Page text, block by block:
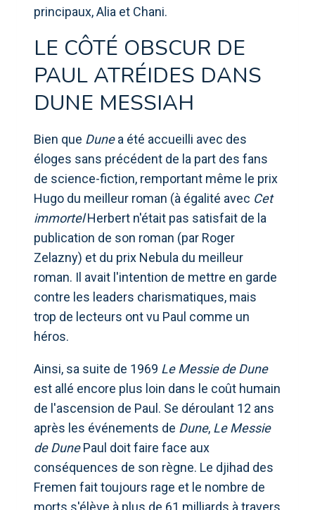
principaux, Alia et Chani.
LE CÔTÉ OBSCUR DE
PAUL ATRÉIDES DANS
DUNE MESSIAH
Bien que Dunea été accueilli avec des
éloges sans précédent de la part des fans
de science-fiction, remportant même le prix
Hugo du meilleur roman (à égalité avec Cet
immortelHerbert n'était pas satisfait de la
publication de son roman (par Roger
Zelazny) et du prix Nebula du meilleur
roman. Il avait l'intention de mettre en garde
contre les leaders charismatiques, mais
trop de lecteurs ont vu Paul comme un
héros.
Ainsi, sa suite de 1969 Le Messie de Dune
est allé encore plus loin dans le coût humain
de l'ascension de Paul. Se déroulant 12 ans
après les événements de Dune, Le Messie
de DunePaul doit faire face aux
conséquences de son règne. Le djihad des
Fremen fait toujours rage et le nombre de
morts s'élève à plus de 61 milliards à travers